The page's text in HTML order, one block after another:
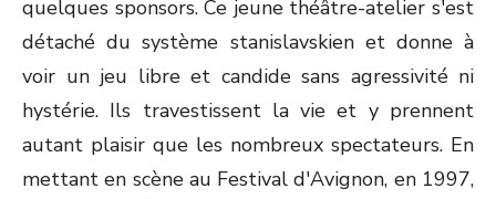
quelques sponsors. Ce jeune théâtre-atelier s'est
détaché du système stanislavskien et donne à
voir un jeu libre et candide sans agressivité ni
hystérie. Ils travestissent la vie et y prennent
autant plaisir que les nombreux spectateurs. En
mettant en scène au Festival d'Avignon, en 1997,